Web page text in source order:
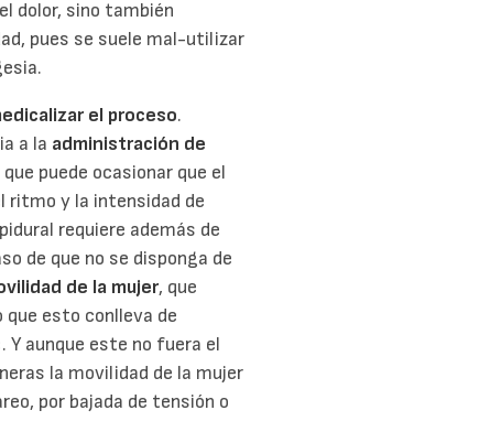
dolor, sino también
pues se suele mal-utilizar
el proceso.
a la administración de
puede ocasionar que el
ritmo y la intensidad de
requiere además de
de que no se disponga de
de la mujer, que
esto conlleva de
Y aunque este no fuera el
la movilidad de la mujer
por bajada de tensión o